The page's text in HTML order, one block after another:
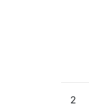
2